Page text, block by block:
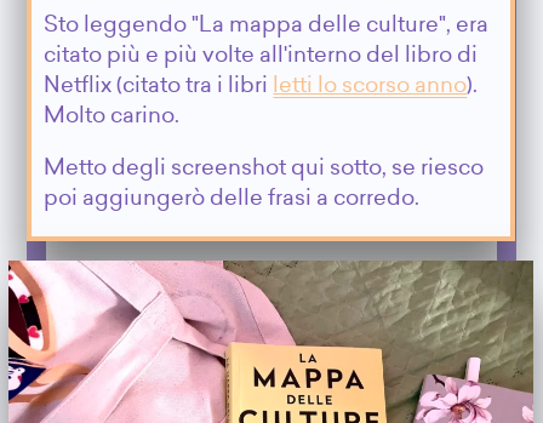
Sto leggendo "La mappa delle culture", era
citato più e più volte all'interno del libro di
Netflix (citato tra i libri
letti lo scorso anno).
Molto carino.
Metto degli screenshot qui sotto, se riesco
poi aggiungerò delle frasi a corredo.